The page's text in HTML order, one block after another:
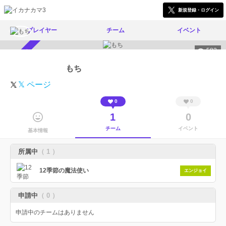
新規登録・ログイン
プレイヤー チーム イベント
582
もち
𝕏 ページ
基本情報
0
1
チーム
0
0
イベント
所属中 （ 1 ）
12季節の魔法使い エンジョイ
申請中 （ 0 ）
申請中のチームはありません